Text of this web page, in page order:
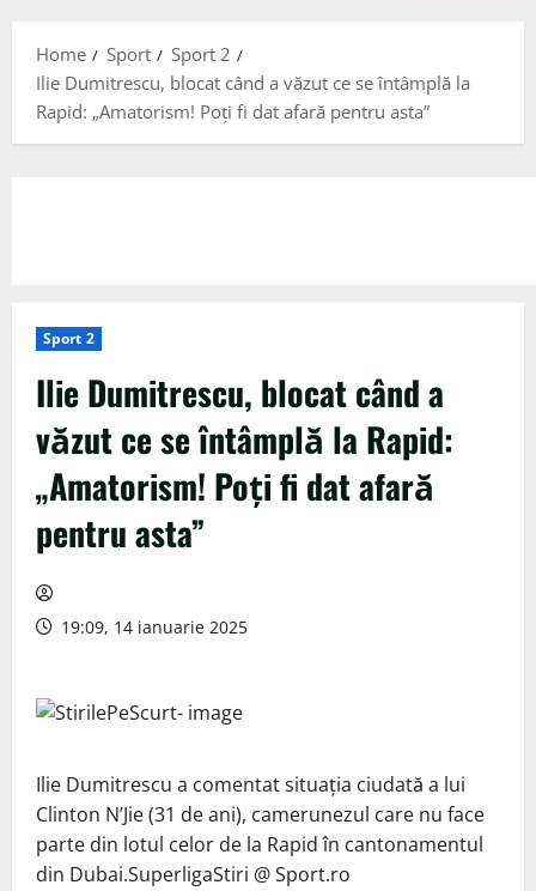
Home Sport
Sport 2
Ilie Dumitrescu, blocat când a văzut ce se întâmplă la
Rapid: „Amatorism! Poți fi dat afară pentru asta”
Sport 2
Ilie Dumitrescu, blocat când a
văzut ce se întâmplă la Rapid:
„Amatorism! Poți fi dat afară
pentru asta”
19:09, 14 ianuarie 2025
Ilie Dumitrescu a comentat situația ciudată a lui
Clinton N’Jie (31 de ani), camerunezul care nu face
parte din lotul celor de la Rapid în cantonamentul
din Dubai.SuperligaStiri @ Sport.ro